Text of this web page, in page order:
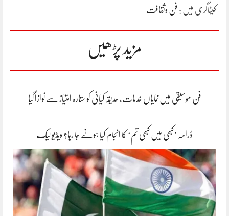
کیٹاگری میں : فن وثقافت
مزید پڑھیں
فن موسیقی میں نمایاں خدمات، حدیقہ کیانی کو ستارہ امتیاز سے نوازا گیا
ڈرامہ ’کبھی میں کبھی تم‘ کا انجام کیا ہونے جا رہا؟ ویڈیو لیک